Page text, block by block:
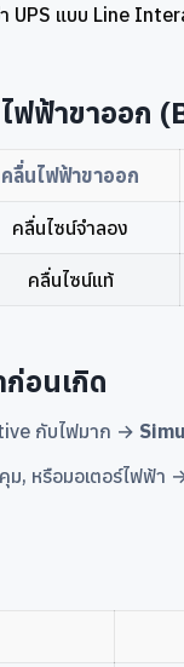
า UPS แบบ Line
ฟฟ้าขาออก
คลื่นไฟฟ้าขาออก
คลื่นไซน์จำลอง
คลื่นไซน์แท้
อนเกิด
กับไฟมาก →
, หรือมอเตอร์ไฟฟ้า